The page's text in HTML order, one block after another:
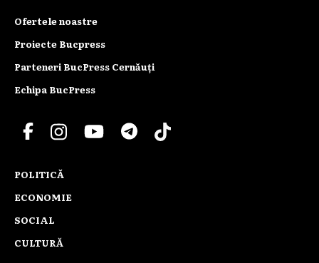
Ofertele noastre
Proiecte Bucpress
Parteneri BucPress Cernăuți
Echipa BucPress
POLITICĂ
ECONOMIE
SOCIAL
CULTURĂ